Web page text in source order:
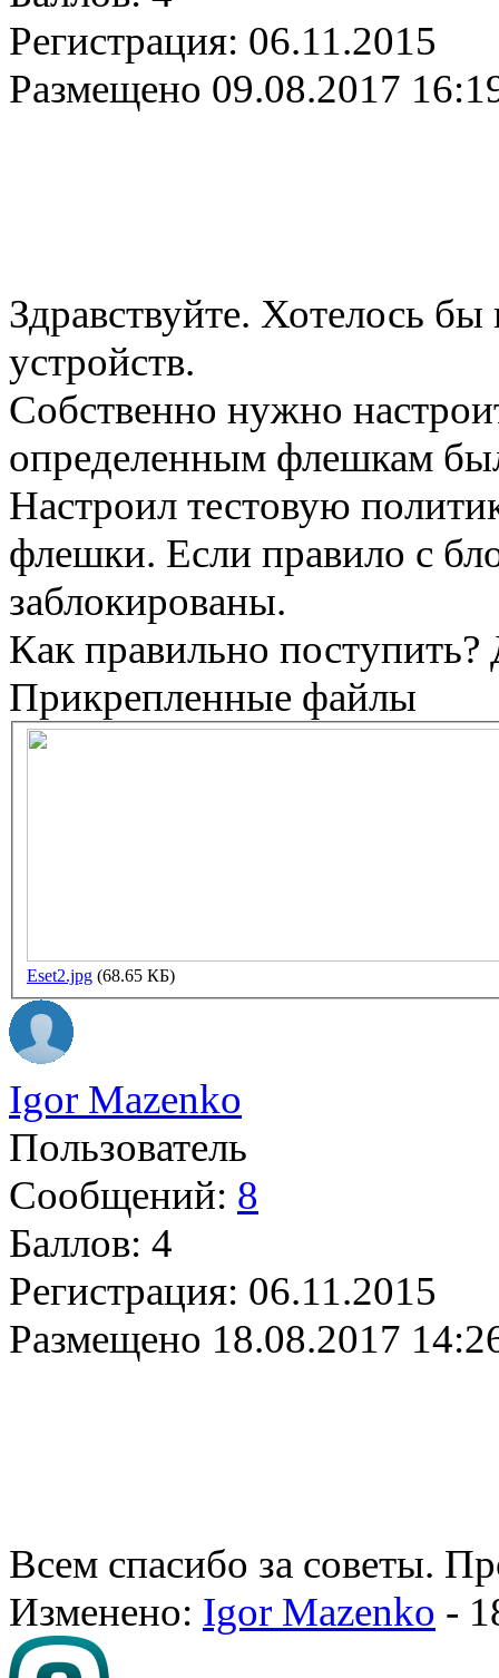
Регистрация: 06.11.2015
Размещено 09.08.2017
Здравствуйте. Хотелось
устройств.
Собственно нужно
определенным флешкам
Настроил тестовую
флешки. Если правило с
заблокированы.
Как правильно
Прикрепленные файлы
Eset2.jpg (68.65 КБ)
Igor Mazenko
Пользователь
Сообщений: 8
Баллов: 4
Регистрация: 06.11.2015
Размещено 18.08.2017
Всем спасибо за советы.
Изменено: Igor Mazenko -